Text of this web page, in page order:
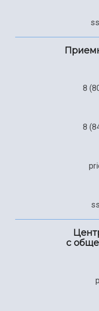
Сведения об
Официальные
8
8
с